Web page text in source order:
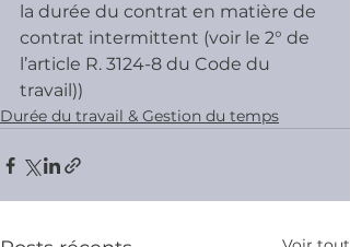
la durée du contrat en matière de
contrat intermittent (voir le 2° de
l’article R. 3124-8 du Code du
travail))
Durée du travail & Gestion du temps